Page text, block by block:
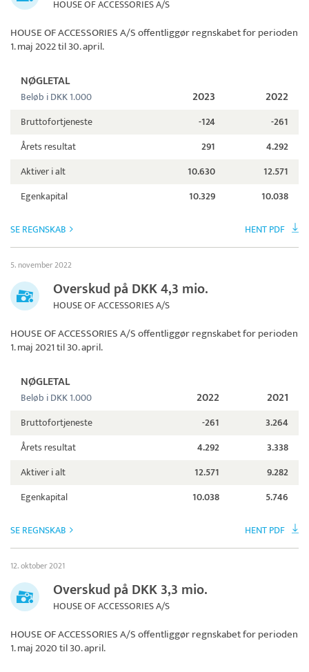
HOUSE OF ACCESSORIES A/S
HOUSE OF ACCESSORIES A/Soffentliggør regnskabet for perioden
1. maj 2022 til 30. april.
NØGLETAL
Beløb i DKK 1.000 2023 2022
Bruttofortjeneste -124
-261
Årets resultat
291
4.292
Aktiver i alt
10.630
12.571
Egenkapital
10.329 10.038
SE REGNSKAB HENT PDF
5. november 2022
Overskud på DKK 4,3 mio.
HOUSE OF ACCESSORIES A/S
HOUSE OF ACCESSORIES A/Soffentliggør regnskabet for perioden
1. maj 2021 til 30. april.
NØGLETAL
Beløb i DKK 1.000 2022 2021
Bruttofortjeneste -261
3.264
Årets resultat
4.292
3.338
Aktiver i alt
12.571
9.282
Egenkapital
10.038 5.746
SE REGNSKAB HENT PDF
12. oktober 2021
Overskud på DKK 3,3 mio.
HOUSE OF ACCESSORIES A/S
HOUSE OF ACCESSORIES A/Soffentliggør regnskabet for perioden
1. maj 2020 til 30. april.